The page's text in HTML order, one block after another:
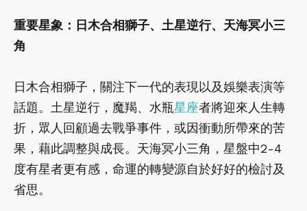
重要星象：日木合相獅子、土星逆行、天海冥小三
角
日木合相獅子，關注下一代的表現以及娛樂表演等
話題。土星逆行，魔羯、水瓶星座者將迎來人生轉
折，眾人回顧過去戰爭事件，或因衝動所帶來的苦
果，藉此調整與成長。天海冥小三角，星盤中2-4
度有星者更有感，命運的轉變源自於好好的檢討及
省思。